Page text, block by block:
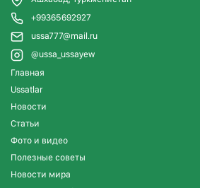
+99365692927
ussa777@mail.ru
@ussa_ussayew
Главная
Ussatlar
Новости
Статьи
Фото и видео
Полезные советы
Новости мира